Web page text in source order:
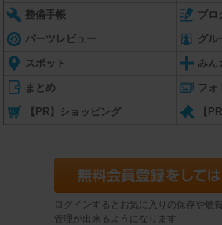
整備手帳 ブロ
パーツレビュー グル
スポット みん
まとめ フォ
【PR】ショッピング 【
ログインするとお気に入りの保存や燃
管理が出来るようになります